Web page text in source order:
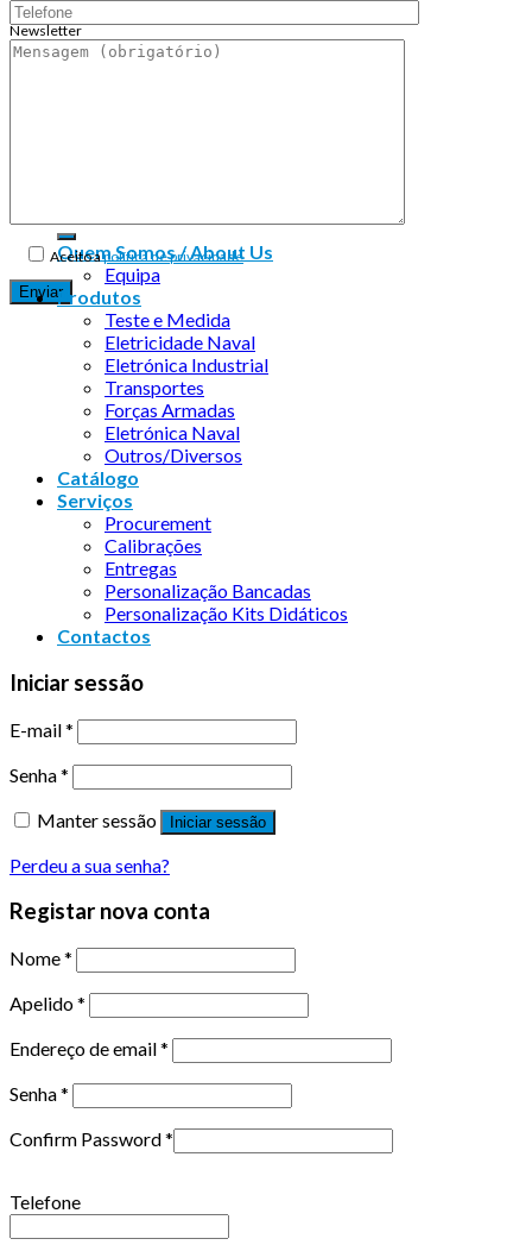
Aceito apolítica de privacidade
Newsletter
Endereço de email:
Quem Somos / About Us
Equipa
Produtos
Teste e Medida
Eletricidade Naval
Eletrónica Industrial
Transportes
Forças Armadas
Eletrónica Naval
Outros/Diversos
Catálogo
Serviços
Procurement
Calibrações
Entregas
Personalização Bancadas
Personalização Kits Didáticos
Contactos
Iniciar sessão
E-mail*
Senha*
Manter sessão
Iniciar sessão
Perdeu a sua senha?
Registar nova conta
Nome*
Apelido*
Endereço de email*
Senha*
Confirm Password*
Telefone